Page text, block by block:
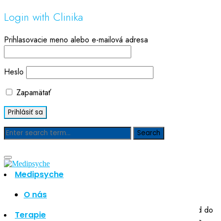
Login with Clinika
Prihlasovacie meno alebo e-mailová adresa
Heslo
Zapamätať
Medipsyche
O nás
Terapie
Home
Uttoxeter, United Kingdom
Lorem ipsum dolor sit amet, consectetur adipiscing elit, sed do